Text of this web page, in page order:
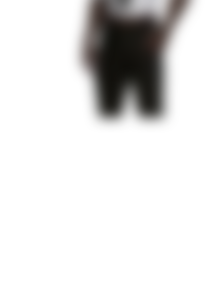
Секрет Небес 3 — Конец Вечности
Там, Где Любовь Горит Вечно